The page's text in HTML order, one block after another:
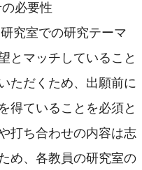
テム専攻
必要性
究室での研究テーマ
とマッチしていること
ただくため、出願前に
得ていることを必須と
打ち合わせの内容は志
め、各教員の研究室の